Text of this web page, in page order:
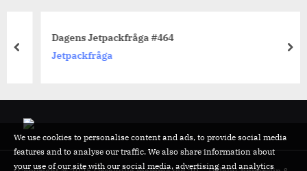
Dagens Jetpackfråga #464
Jetpackfråga
prev
We use cookies to personalise content and ads, to provide social media
features and to analyse our traffic. We also share information about
your use of our site with our social media, advertising and analytics